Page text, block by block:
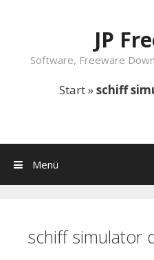
JP
Software, Freeware
Start»schiff
Menü
schiff simulator